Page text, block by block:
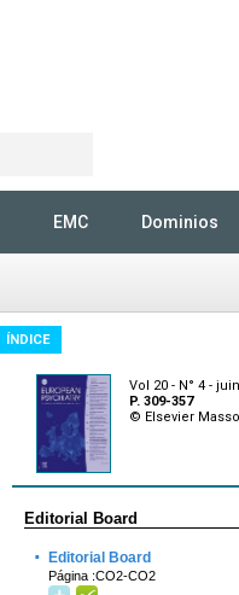
EMC Dominios
ÍNDICE
Vol 20 - N° 4 -
P. 309-357
© Elsevier
Editorial Board
· Editorial Board
Página :CO2-CO2